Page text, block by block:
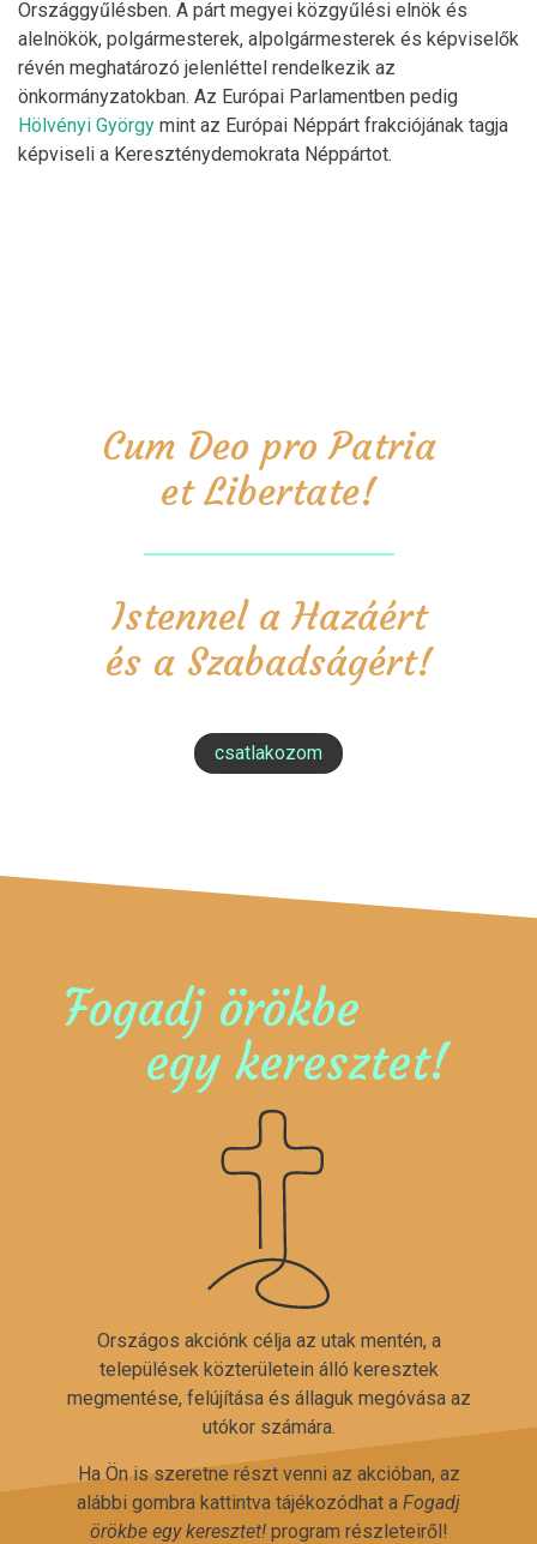
Országgyűlésben. A párt megyei közgyűlési elnök és
alelnökök, polgármesterek, alpolgármesterek és képviselők
révén meghatározó jelenléttel rendelkezik az
önkormányzatokban. Az Európai Parlamentben pedig
Hölvényi György mint az Európai Néppárt frakciójának tagja
képviseli a Kereszténydemokrata Néppártot.
Cum Deo pro Patria
et Libertate!
Istennel a Hazáért
és a Szabadságért!
csatlakozom
Fogadj örökbe
egy keresztet!
Országos akciónk célja az utak mentén, a
települések közterületein álló keresztek
megmentése, felújítása és állaguk megóvása az
utókor számára.
Ha Ön is szeretne részt venni az akcióban, az
alábbi gombra kattintva tájékozódhat a Fogadj
örökbe egy keresztet!program részleteiről!